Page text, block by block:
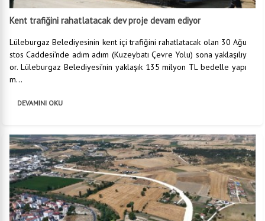
Kent trafiğini rahatlatacak dev proje devam ediyor
Lüleburgaz Belediyesinin kent içi trafiğini rahatlatacak olan 30 Ağu
stos Caddesi’nde adım adım (Kuzeybatı Çevre Yolu) sona yaklaşılıy
or. Lüleburgaz Belediyesi’nin yaklaşık 135 milyon TL bedelle yapı
m...
DEVAMINI OKU